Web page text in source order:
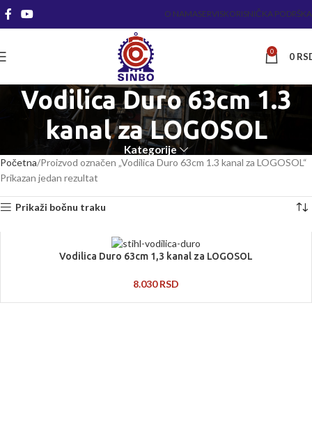
O NAMASERVISKORISNIČKA PODRŠKA
0 0
Vodilica Duro 63cm 1.3
kanal za LOGOSOL
Kategorije
Početna Proizvod označen „Vodilica Duro 63cm 1.3 kanal za LOGOSOL“
Prikazan jedan rezultat
Prikaži bočnu traku
Vodilica Duro 63cm 1,3 kanal za LOGOSOL
8.030RSD